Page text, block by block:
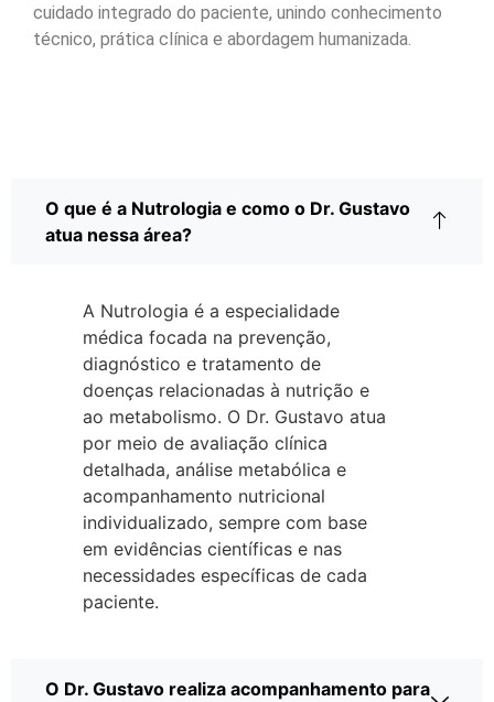
cuidado integrado do paciente, unindo conhecimento
técnico, prática clínica e abordagem humanizada.
O que é a Nutrologia e como o Dr. Gustavo
atua nessa área?
A Nutrologia é a especialidade
médica focada na prevenção,
diagnóstico e tratamento de
doenças relacionadas à nutrição e
ao metabolismo. O Dr. Gustavo atua
por meio de avaliação clínica
detalhada, análise metabólica e
acompanhamento nutricional
individualizado, sempre com base
em evidências científicas e nas
necessidades específicas de cada
paciente.
O Dr. Gustavo realiza acompanhamento para